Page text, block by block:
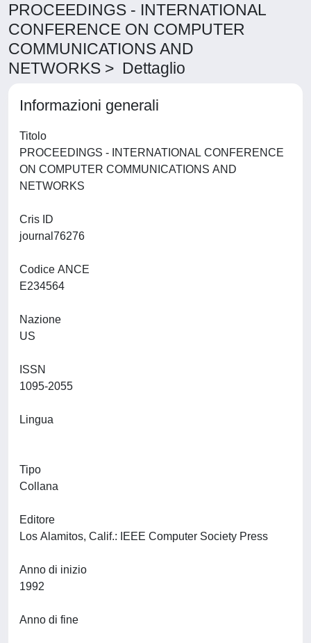
PROCEEDINGS - INTERNATIONAL
CONFERENCE ON COMPUTER
COMMUNICATIONS AND
NETWORKS > Dettaglio
Informazioni generali
Titolo
PROCEEDINGS - INTERNATIONAL CONFERENCE
ON COMPUTER COMMUNICATIONS AND
Cris ID
Codice ANCE
Nazione
ISSN
Lingua
Tipo
Collana
Editore
Anno di inizio
Anno di fine